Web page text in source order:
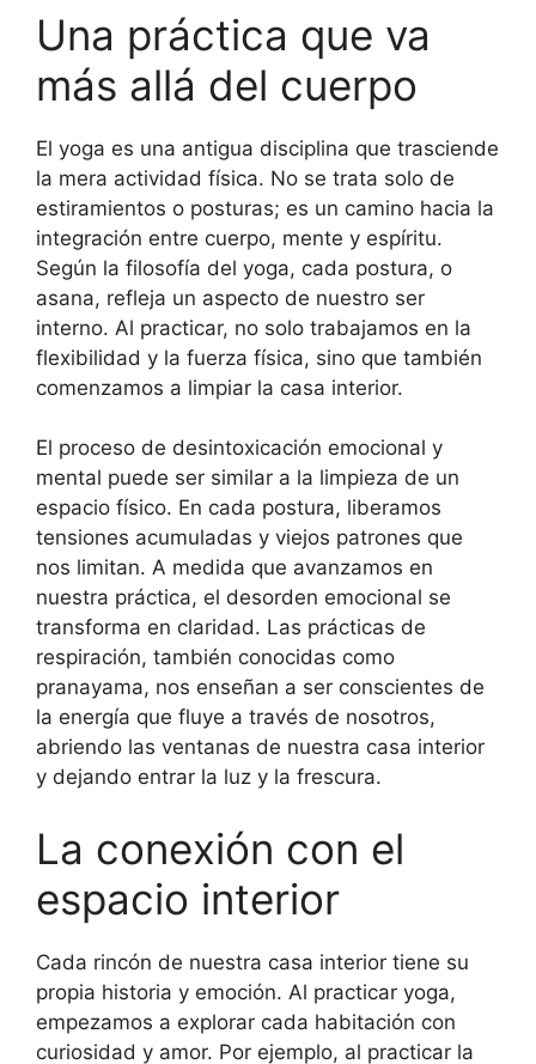
Una práctica que va
más allá del cuerpo
El yoga es una antigua disciplina que trasciende
la mera actividad física. No se trata solo de
estiramientos o posturas; es un camino hacia la
integración entre cuerpo, mente y espíritu.
Según la filosofía del yoga, cada postura, o
asana, refleja un aspecto de nuestro ser
interno. Al practicar, no solo trabajamos en la
flexibilidad y la fuerza física, sino que también
comenzamos a limpiar la casa interior.
El proceso de desintoxicación emocional y
mental puede ser similar a la limpieza de un
espacio físico. En cada postura, liberamos
tensiones acumuladas y viejos patrones que
nos limitan. A medida que avanzamos en
nuestra práctica, el desorden emocional se
transforma en claridad. Las prácticas de
respiración, también conocidas como
pranayama, nos enseñan a ser conscientes de
la energía que fluye a través de nosotros,
abriendo las ventanas de nuestra casa interior
y dejando entrar la luz y la frescura.
La conexión con el
espacio interior
Cada rincón de nuestra casa interior tiene su
propia historia y emoción. Al practicar yoga,
empezamos a explorar cada habitación con
curiosidad y amor. Por ejemplo, al practicar la